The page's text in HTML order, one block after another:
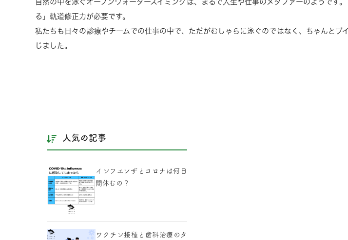
自然の中を泳ぐオープンウォータースイミングは、まるで人生や仕事のメタファーのようで
る」軌道修正力が必要です。
私たちも日々の診療やチームでの仕事の中で、ただがむしゃらに泳ぐのではなく、ちゃんと
じました。
人気の記事
インフエンザとコロナは何日
間休むの？
ワクチン接種と歯科治療のタ